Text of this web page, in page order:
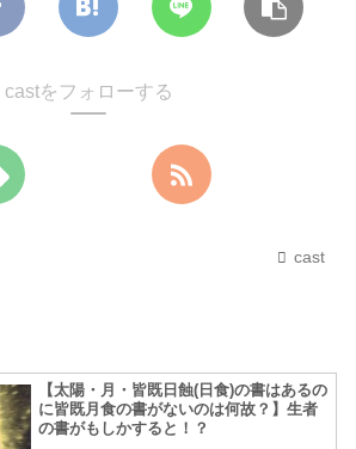
castをフォローする
cast
【太陽・月・皆既日蝕(日食)の書はあるの
に皆既月食の書がないのは何故？】生者
の書がもしかすると！？